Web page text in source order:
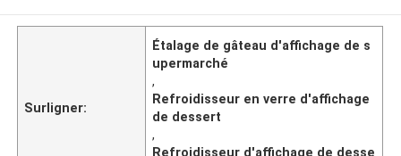
Surligner:
Étalage de gâteau d'affichage de s
upermarché
,
Refroidisseur en verre d'affichage
de dessert
,
Refroidisseur d'affichage de desse